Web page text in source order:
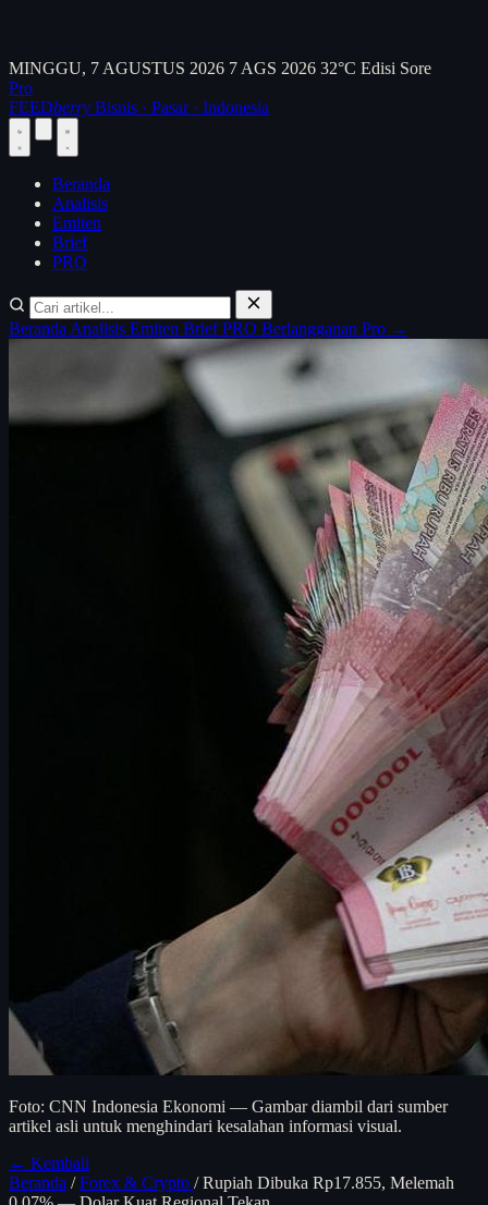
MINGGU, 7 AGUSTUS 2026 7 AGS 2026 32°C Edisi Sore
Pro
FEEDberry Bisnis · Pasar · Indonesia
Beranda
Analisis
Emiten
Brief
PRO
Beranda Analisis Emiten BriefPRO Berlangganan Pro →
Foto: CNN Indonesia Ekonomi — Gambar diambil dari sumber
artikel asli untuk menghindari kesalahan informasi visual.
← Kembali
Beranda / Forex & Crypto / Rupiah Dibuka Rp17.855, Melemah